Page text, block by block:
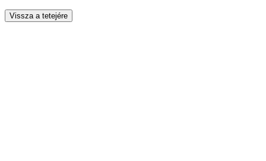
Vissza a tetejére